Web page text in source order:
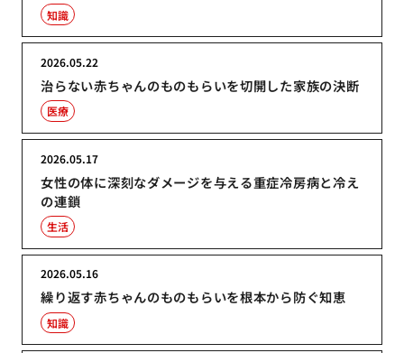
知識
治らない赤ちゃんのものもらいを切開した家族の決断
2026.05.22
医療
女性の体に深刻なダメージを与える重症冷房病と冷え
の連鎖
2026.05.17
生活
繰り返す赤ちゃんのものもらいを根本から防ぐ知恵
2026.05.16
知識